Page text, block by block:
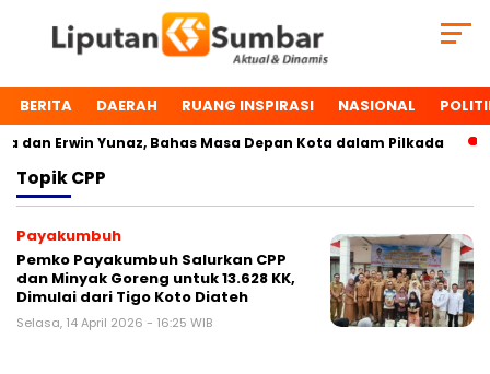
BERITA DAERAH RUANG INSPIRASI NASIONAL
Erwin Yunaz, Bahas Masa Depan Kota dalam Pilkada
TopikCPP
Payakumbuh
Pemko Payakumbuh Salurkan CPP
dan Minyak Goreng untuk 13.628 KK,
Dimulai dari Tigo Koto Diateh
Selasa, 14 April 2026 - 16:25 WIB